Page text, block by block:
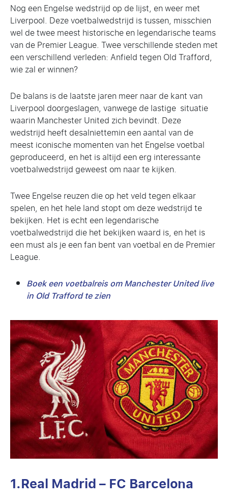
Nog een Engelse wedstrijd op de lijst, en weer met
Liverpool. Deze voetbalwedstrijd is tussen, misschien
wel de twee meest historische en legendarische teams
van de Premier League. Twee verschillende steden met
een verschillend verleden: Anfield tegen Old Trafford,
wie zal er winnen?
De balans is de laatste jaren meer naar de kant van
Liverpool doorgeslagen, vanwege de lastige situatie
waarin Manchester United zich bevindt. Deze
wedstrijd heeft desalniettemin een aantal van de
meest iconische momenten van het Engelse voetbal
geproduceerd, en het is altijd een erg interessante
voetbalwedstrijd geweest om naar te kijken.
Twee Engelse reuzen die op het veld tegen elkaar
spelen, en het hele land stopt om deze wedstrijd te
bekijken. Het is echt een legendarische
voetbalwedstrijd die het bekijken waard is, en het is
een must als je een fan bent van voetbal en de Premier
League.
Boek een voetbalreis om Manchester United live
in Old Trafford te zien
1.Real Madrid – FC Barcelona